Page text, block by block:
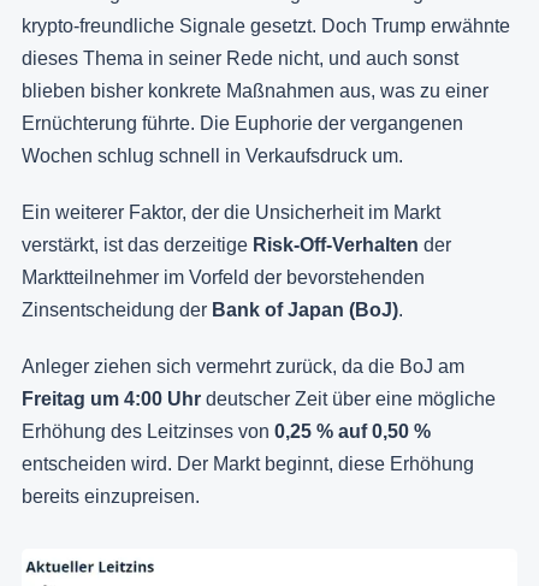
krypto-freundliche Signale gesetzt. Doch Trump erwähnte
dieses Thema in seiner Rede nicht, und auch sonst
blieben bisher konkrete Maßnahmen aus, was zu einer
Ernüchterung führte. Die Euphorie der vergangenen
Wochen schlug schnell in Verkaufsdruck um.
Ein weiterer Faktor, der die Unsicherheit im Markt
verstärkt, ist das derzeitige Risk-Off-Verhalten der
Marktteilnehmer im Vorfeld der bevorstehenden
Zinsentscheidung der Bank of Japan (BoJ).
Anleger ziehen sich vermehrt zurück, da die BoJ am
Freitag um 4:00 Uhr deutscher Zeit über eine mögliche
Erhöhung des Leitzinses von 0,25 % auf 0,50 %
entscheiden wird. Der Markt beginnt, diese Erhöhung
bereits einzupreisen.